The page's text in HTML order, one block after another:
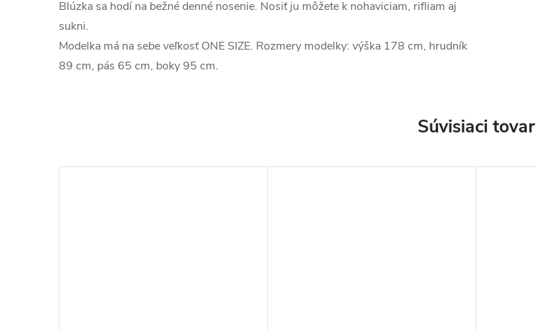
Blúzka sa hodí na bežné denné nosenie. Nosiť ju môžete k nohaviciam, rifliam aj
sukni.
Modelka má na sebe veľkosť ONE SIZE. Rozmery modelky: výška 178 cm, hrudník
89 cm, pás 65 cm, boky 95 cm.
Súvisiaci tovar